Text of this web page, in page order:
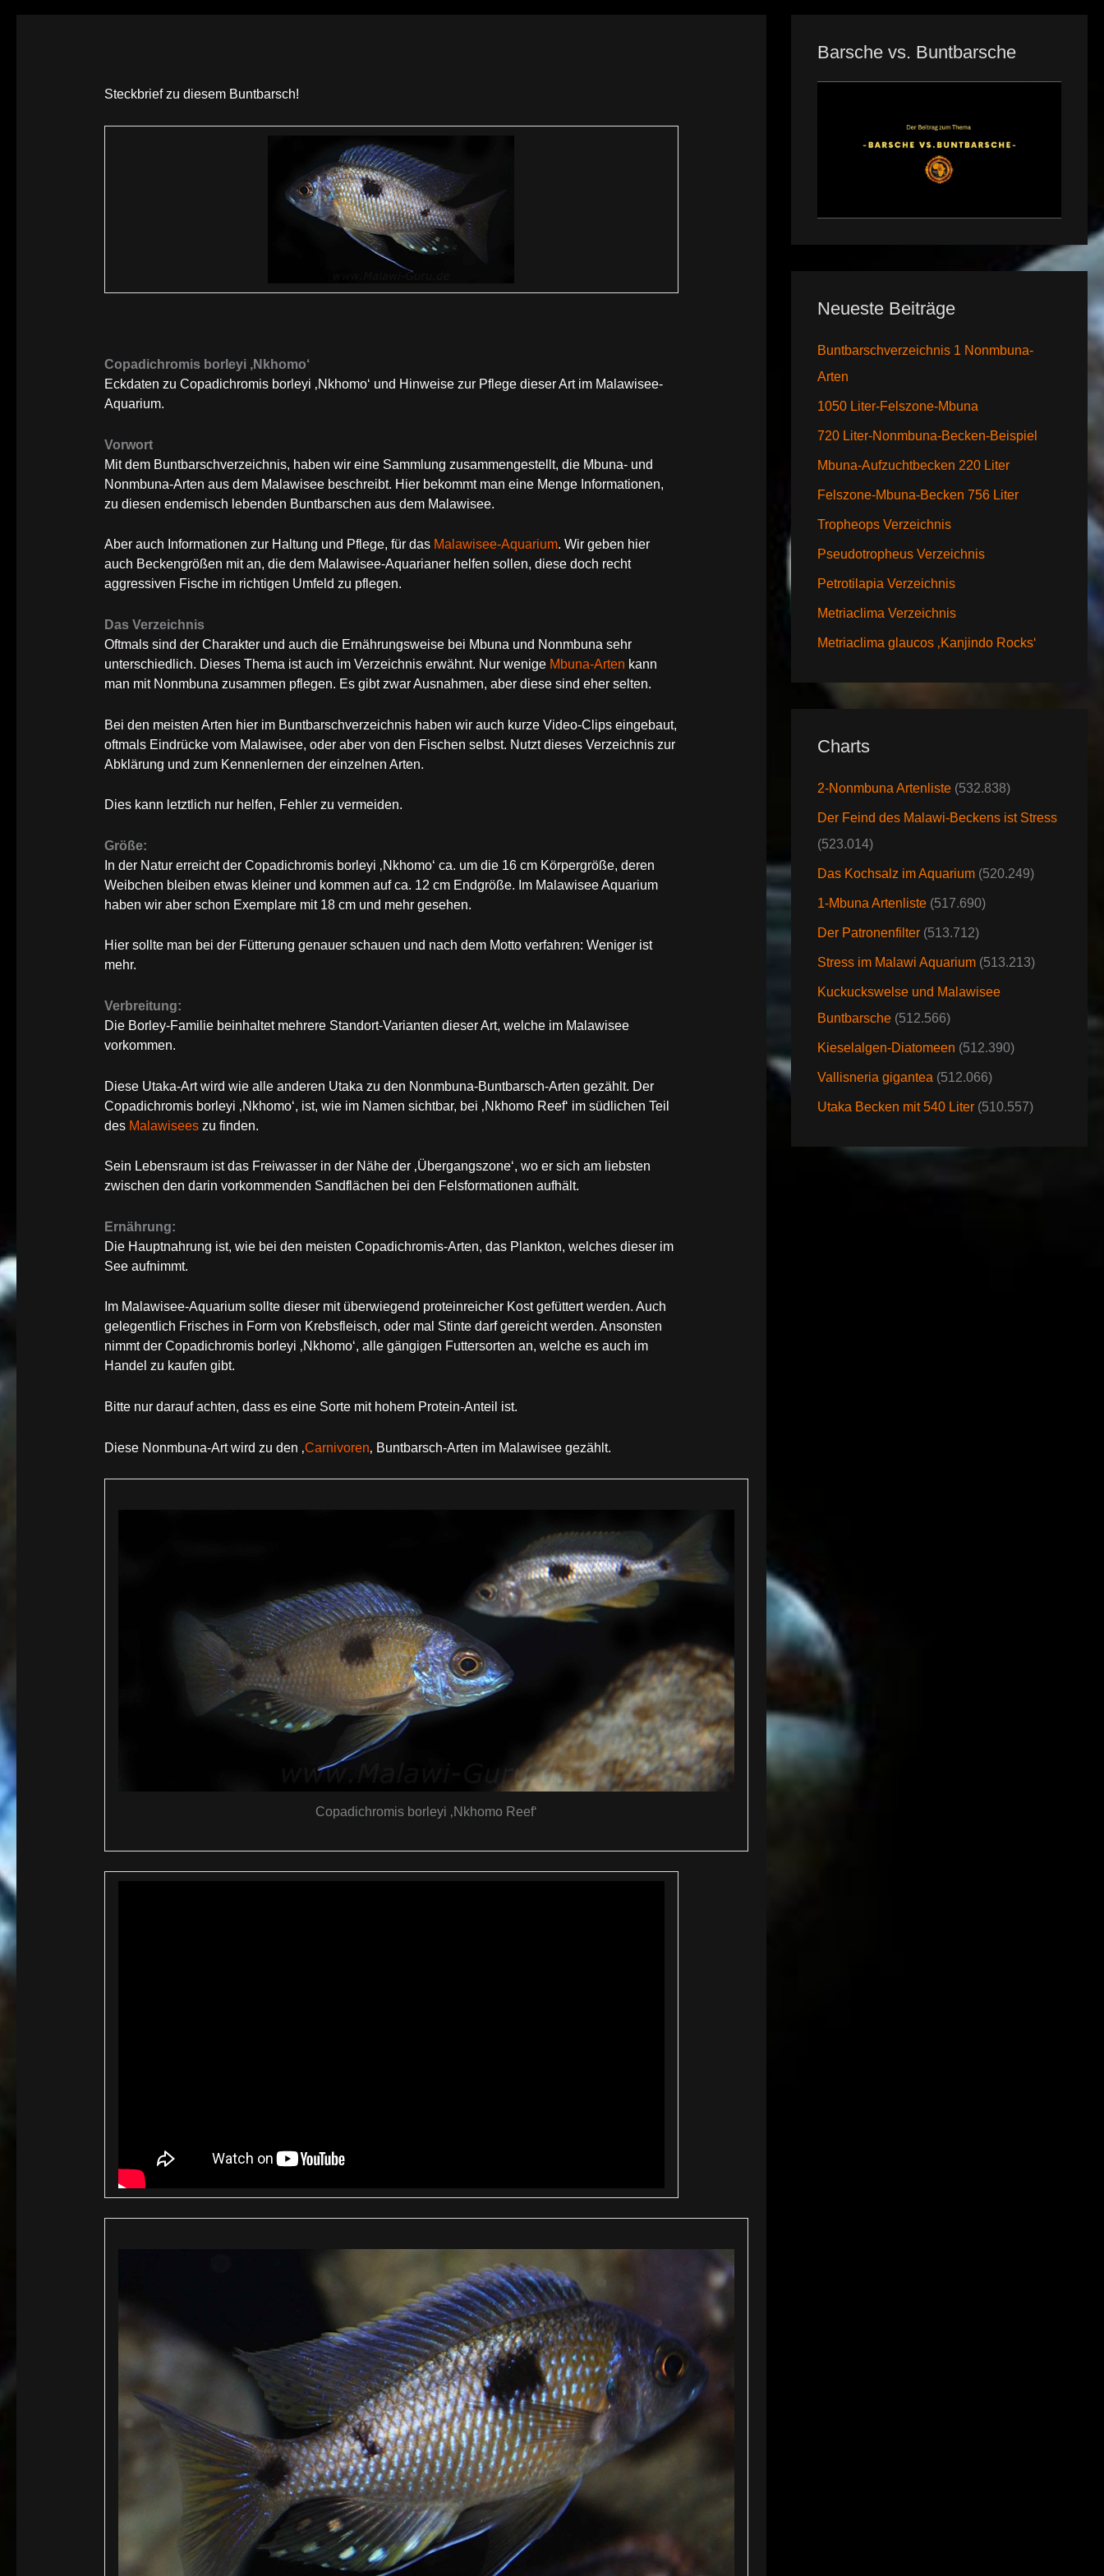
Steckbrief zu diesem Buntbarsch!
Copadichromis borleyi ‚Nkhomo‘
Eckdaten zu Copadichromis borleyi ‚Nkhomo‘ und Hinweise zur Pflege dieser Art im Malawisee-
Aquarium.
Vorwort
Mit dem Buntbarschverzeichnis, haben wir eine Sammlung zusammengestellt, die Mbuna- und
Nonmbuna-Arten aus dem Malawisee beschreibt. Hier bekommt man eine Menge Informationen,
zu diesen endemisch lebenden Buntbarschen aus dem Malawisee.
Aber auch Informationen zur Haltung und Pflege, für das Malawisee-Aquarium. Wir geben hier
auch Beckengrößen mit an, die dem Malawisee-Aquarianer helfen sollen, diese doch recht
aggressiven Fische im richtigen Umfeld zu pflegen.
Das Verzeichnis
Oftmals sind der Charakter und auch die Ernährungsweise bei Mbuna und Nonmbuna sehr
unterschiedlich. Dieses Thema ist auch im Verzeichnis erwähnt. Nur wenige Mbuna-Arten kann
man mit Nonmbuna zusammen pflegen. Es gibt zwar Ausnahmen, aber diese sind eher selten.
Bei den meisten Arten hier im Buntbarschverzeichnis haben wir auch kurze Video-Clips eingebaut,
oftmals Eindrücke vom Malawisee, oder aber von den Fischen selbst. Nutzt dieses Verzeichnis zur
Abklärung und zum Kennenlernen der einzelnen Arten.
Dies kann letztlich nur helfen, Fehler zu vermeiden.
Größe:
In der Natur erreicht der Copadichromis borleyi ‚Nkhomo‘ ca. um die 16 cm Körpergröße, deren
Weibchen bleiben etwas kleiner und kommen auf ca. 12 cm Endgröße. Im Malawisee Aquarium
haben wir aber schon Exemplare mit 18 cm und mehr gesehen.
Hier sollte man bei der Fütterung genauer schauen und nach dem Motto verfahren: Weniger ist
mehr.
Verbreitung:
Die Borley-Familie beinhaltet mehrere Standort-Varianten dieser Art, welche im Malawisee
vorkommen.
Diese Utaka-Art wird wie alle anderen Utaka zu den Nonmbuna-Buntbarsch-Arten gezählt. Der
Copadichromis borleyi ‚Nkhomo‘, ist, wie im Namen sichtbar, bei ‚Nkhomo Reef‘ im südlichen Teil
des Malawiseeszu finden.
Sein Lebensraum ist das Freiwasser in der Nähe der ‚Übergangszone‘, wo er sich am liebsten
zwischen den darin vorkommenden Sandflächen bei den Felsformationen aufhält.
Ernährung:
Die Hauptnahrung ist, wie bei den meisten Copadichromis-Arten, das Plankton, welches dieser im
See aufnimmt.
Im Malawisee-Aquarium sollte dieser mit überwiegend proteinreicher Kost gefüttert werden. Auch
gelegentlich Frisches in Form von Krebsfleisch, oder mal Stinte darf gereicht werden. Ansonsten
nimmt der Copadichromis borleyi ‚Nkhomo‘, alle gängigen Futtersorten an, welche es auch im
Handel zu kaufen gibt.
Bitte nur darauf achten, dass es eine Sorte mit hohem Protein-Anteil ist.
Diese Nonmbuna-Art wird zu den ‚Carnivoren‚ Buntbarsch-Arten im Malawisee gezählt.
Copadichromis borleyi ‚Nkhomo Reef‘
Barsche vs. Buntbarsche
Neueste Beiträge
Buntbarschverzeichnis 1 Nonmbuna-
Arten
1050 Liter-Felszone-Mbuna
720 Liter-Nonmbuna-Becken-Beispiel
Mbuna-Aufzuchtbecken 220 Liter
Felszone-Mbuna-Becken 756 Liter
Tropheops Verzeichnis
Pseudotropheus Verzeichnis
Petrotilapia Verzeichnis
Metriaclima Verzeichnis
Metriaclima glaucos ‚Kanjindo Rocks‘
Charts
2-Nonmbuna Artenliste (532.838)
Der Feind des Malawi-Beckens ist Stress
(523.014)
Das Kochsalz im Aquarium (520.249)
1-Mbuna Artenliste (517.690)
Der Patronenfilter (513.712)
Stress im Malawi Aquarium (513.213)
Kuckuckswelse und Malawisee
Buntbarsche (512.566)
Kieselalgen-Diatomeen (512.390)
Vallisneria gigantea (512.066)
Utaka Becken mit 540 Liter (510.557)